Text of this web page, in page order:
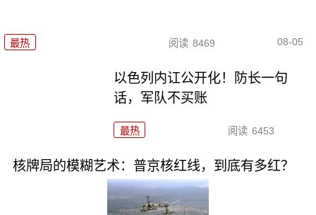
最热 阅读 8469 08-05
以色列内讧公开化！防长一句
话，军队不买账
最热 阅读 6453
核牌局的模糊艺术：普京核红线，到底有多红？